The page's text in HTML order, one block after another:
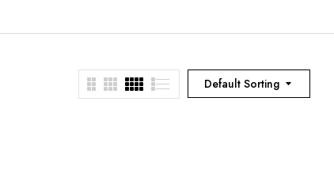
Default Sorting